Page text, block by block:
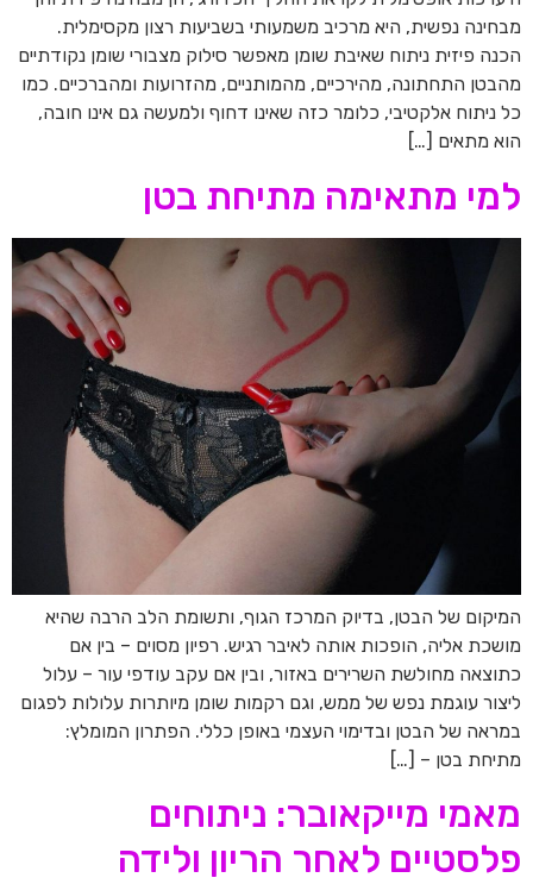
מבחינה נפשית, היא מרכיב משמעותי בשביעות רצון מקסימלית.
הכנה פיזית ניתוח שאיבת שומן מאפשר סילוק מצבורי שומן נקודתיים
מהבטן התחתונה, מהירכיים, מהמותניים, מהזרועות ומהברכיים. כמו
כל ניתוח אלקטיבי, כלומר כזה שאינו דחוף ולמעשה גם אינו חובה,
הוא מתאים […]
למי מתאימה מתיחת בטן
המיקום של הבטן, בדיוק המרכז הגוף, ותשומת הלב הרבה שהיא
מושכת אליה, הופכות אותה לאיבר רגיש. רפיון מסוים – בין אם
כתוצאה מחולשת השרירים באזור, ובין אם עקב עודפי עור – עלול
ליצור עוגמת נפש של ממש, וגם רקמות שומן מיותרות עלולות לפגום
במראה של הבטן ובדימוי העצמי באופן כללי. הפתרון המומלץ:
מתיחת בטן – […]
מאמי מייקאובר: ניתוחים
פלסטיים לאחר הריון ולידה